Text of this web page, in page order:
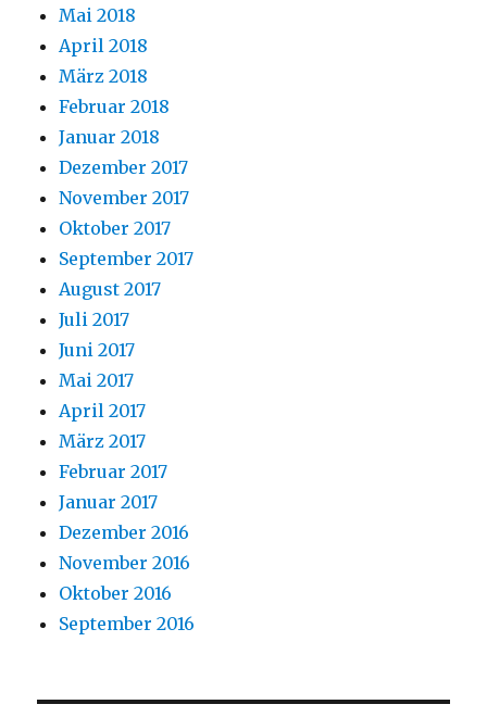
Mai 2018
April 2018
März 2018
Februar 2018
Januar 2018
Dezember 2017
November 2017
Oktober 2017
September 2017
August 2017
Juli 2017
Juni 2017
Mai 2017
April 2017
März 2017
Februar 2017
Januar 2017
Dezember 2016
November 2016
Oktober 2016
September 2016